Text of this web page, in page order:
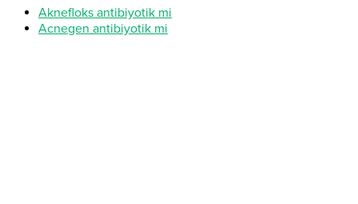
Aknefloks antibiyotik mi
Acnegen antibiyotik mi